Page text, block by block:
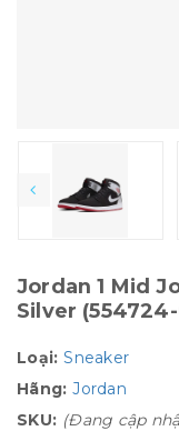
Jordan 1 Mid
Silver
Loại: Sneaker
Hãng: Jordan
SKU: (Đang cập